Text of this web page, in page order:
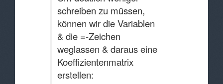
schreiben zu müssen,
können wir die Variablen
& die =-Zeichen
weglassen & daraus eine
Koeffizientenmatrix
erstellen: